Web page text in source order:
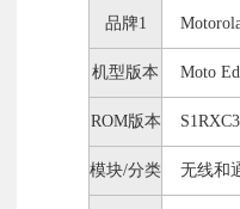
品牌1
机型版本 Moto
ROM版本
模块/分类 无线和